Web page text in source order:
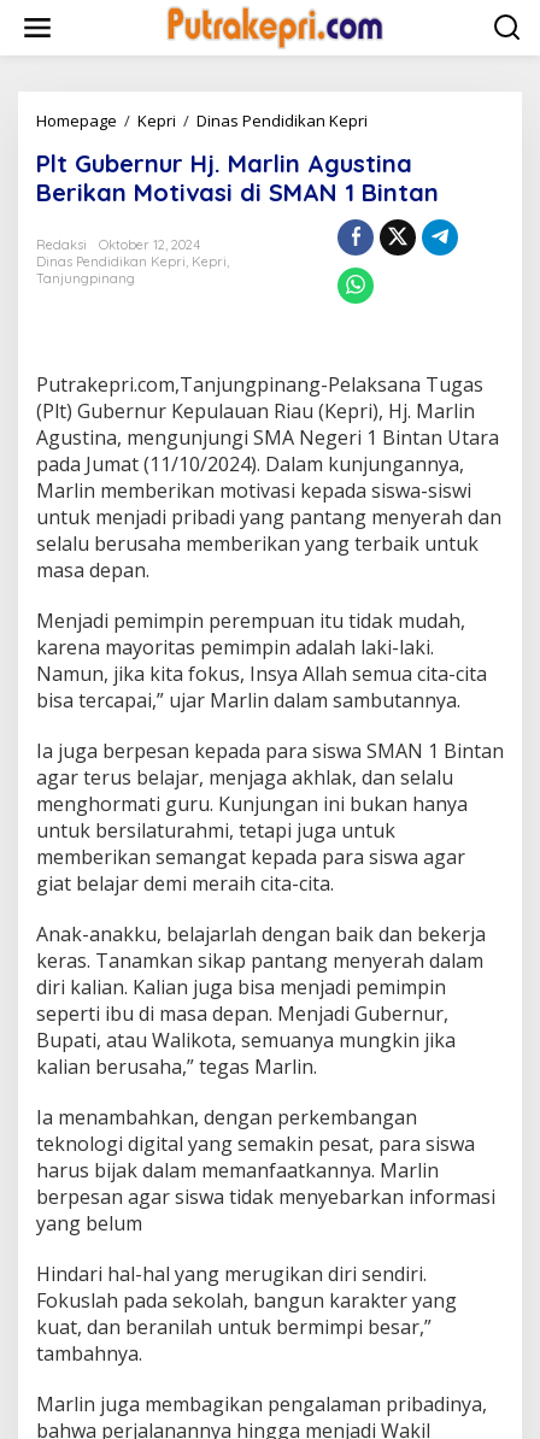
w
Homepage / Kepri / Dinas Pendidikan Kepri
t
G
u
b
e
r
n
j
.
M
a
r
A
s
t
n
a
e
r
k
a
n
i
v
a
s
i
d
M
A
N
1
B
t
a
n
Plt Gubernur Hj. Marlin Agustina
Berikan Motivasi di SMAN 1 Bintan
Redaksi
Oktober 12, 2024
Dinas Pendidikan Kepri, Kepri,
Tanjungpinang
Putrakepri.com,Tanjungpinang-Pelaksana Tugas
(Plt) Gubernur Kepulauan Riau (Kepri), Hj. Marlin
Agustina, mengunjungi SMA Negeri 1 Bintan Utara
pada Jumat (11/10/2024). Dalam kunjungannya,
Marlin memberikan motivasi kepada siswa-siswi
untuk menjadi pribadi yang pantang menyerah dan
selalu berusaha memberikan yang terbaik untuk
masa depan.
Menjadi pemimpin perempuan itu tidak mudah,
karena mayoritas pemimpin adalah laki-laki.
Namun, jika kita fokus, Insya Allah semua cita-cita
bisa tercapai,” ujar Marlin dalam sambutannya.
Ia juga berpesan kepada para siswa SMAN 1 Bintan
agar terus belajar, menjaga akhlak, dan selalu
menghormati guru. Kunjungan ini bukan hanya
untuk bersilaturahmi, tetapi juga untuk
memberikan semangat kepada para siswa agar
giat belajar demi meraih cita-cita.
Anak-anakku, belajarlah dengan baik dan bekerja
keras. Tanamkan sikap pantang menyerah dalam
diri kalian. Kalian juga bisa menjadi pemimpin
seperti ibu di masa depan. Menjadi Gubernur,
Bupati, atau Walikota, semuanya mungkin jika
kalian berusaha,” tegas Marlin.
Ia menambahkan, dengan perkembangan
teknologi digital yang semakin pesat, para siswa
harus bijak dalam memanfaatkannya. Marlin
berpesan agar siswa tidak menyebarkan informasi
yang belum
Hindari hal-hal yang merugikan diri sendiri.
Fokuslah pada sekolah, bangun karakter yang
kuat, dan beranilah untuk bermimpi besar,”
tambahnya.
Marlin juga membagikan pengalaman pribadinya,
bahwa perjalanannya hingga menjadi Wakil